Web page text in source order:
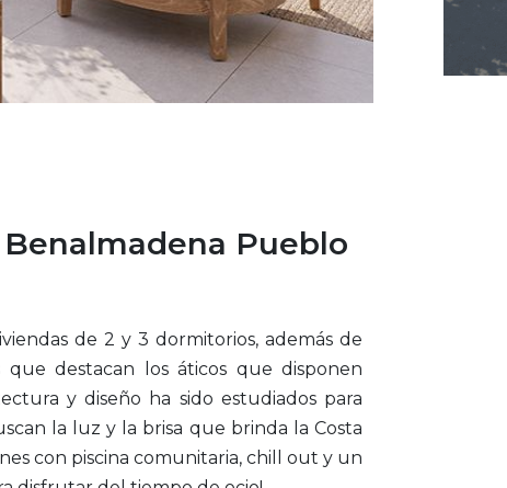
Pueblo
de 2 y 3 dormitorios, además de
destacan los áticos que disponen
y diseño ha sido estudiados para
la luz y la brisa que brinda la Costa
con piscina comunitaria, chill out y un